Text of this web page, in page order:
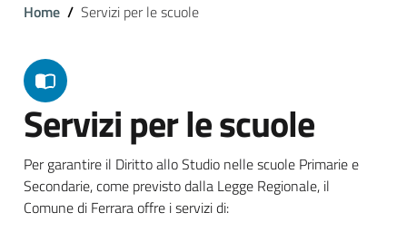
Home Servizi per le scuole
Servizi per le scuole
Per garantire il Diritto allo Studio nelle scuole Primarie e
Secondarie, come previsto dalla Legge Regionale, il
Comune di Ferrara offre i servizi di: